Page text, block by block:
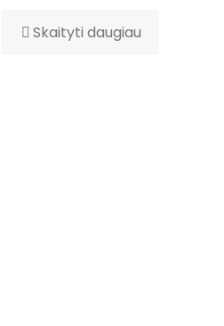
Skaityti daugiau